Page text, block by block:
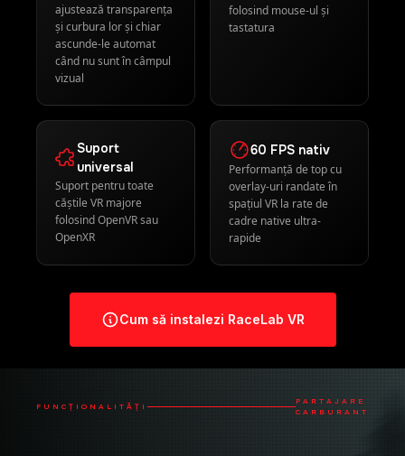
Suport
universal
Suport pentru toate
căștile VR majore
folosind OpenVR sau
60 FPS nativ
Performanță de top cu
Cum să instalezi RaceLab VR
FUNCȚIONALITĂȚI
PARTAJARE
activând partajarea carburantului între